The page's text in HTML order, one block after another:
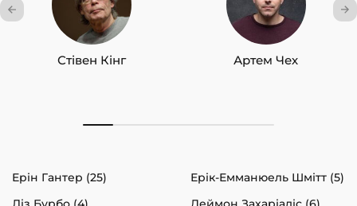
Стівен Кінг Артем Чех
Ерін Гантер (25)
Ерік-Емманюель Шмітт (5)